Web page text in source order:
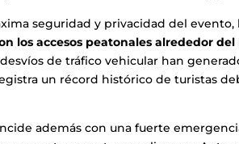
seguridad y privacidad del
los accesos peatonales alrededor
de tráfico vehicular han
un récord histórico de turistas
además con una fuerte